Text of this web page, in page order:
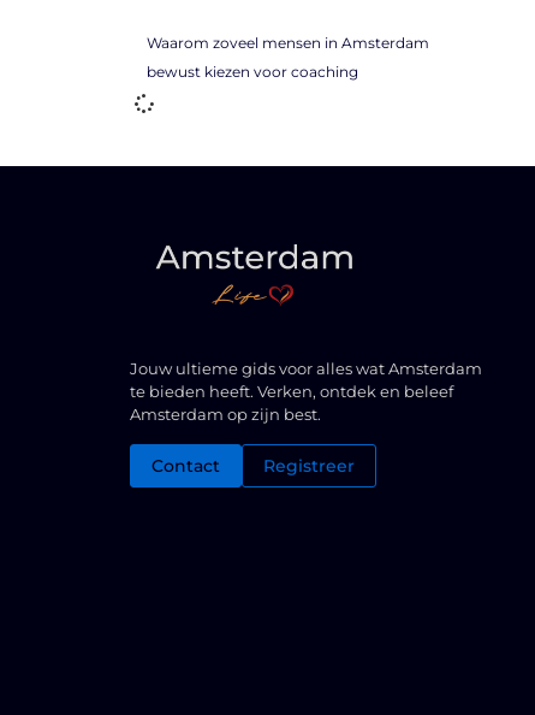
Waarom zoveel mensen in Amsterdam
bewust kiezen voor coaching
Jouw ultieme gids voor alles wat Amsterdam
te bieden heeft. Verken, ontdek en beleef
Amsterdam op zijn best.
Contact Registreer